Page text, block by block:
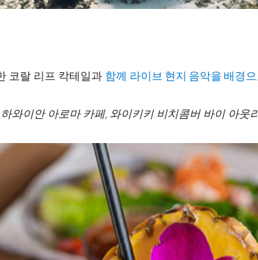
코랄 리프 칵테일과 함께 라이브 현지 음악을 배경
와이안 아로마 카페, 와이키키 비치콤버 바이 아웃